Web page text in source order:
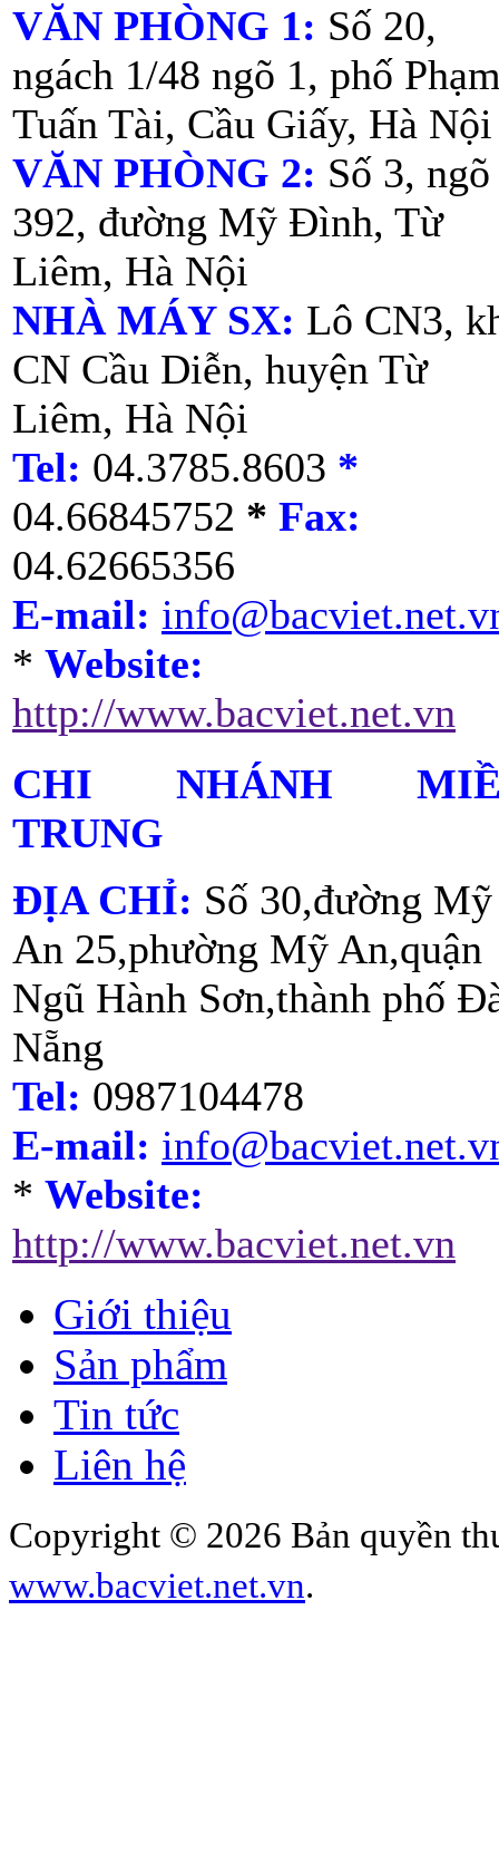
VĂN PHÒNG 1: Số 20,
ngách 1/48 ngõ 1, phố
Tuấn Tài, Cầu Giấy, Hà Nội
VĂN PHÒNG 2: Số 3, ngõ
392, đường Mỹ Đình, Từ
Liêm, Hà Nội
NHÀ MÁY SX: Lô CN3,
CN Cầu Diễn, huyện Từ
Liêm, Hà Nội
Tel: 04.3785.8603 *
04.66845752 * Fax:
04.62665356
E-mail:
* Website:
http://www.bacviet.net.vn
CHI NHÁNH
TRUNG
ĐỊA CHỈ: Số 30,đường Mỹ
An 25,phường Mỹ An,quận
Ngũ Hành Sơn,thành phố
Nẵng
Tel: 0987104478
E-mail:
* Website:
http://www.bacviet.net.vn
Giới thiệu
Sản phẩm
Tin tức
Liên hệ
Copyright © 2026 Bản quyền
www.bacviet.net.vn.